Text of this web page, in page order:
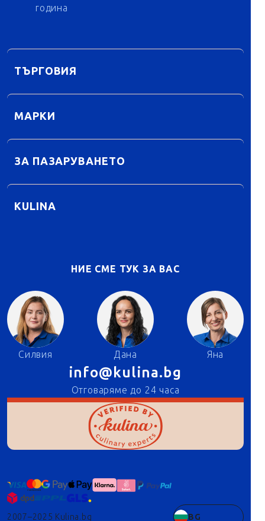
година
ТЪРГОВИЯ
МАРКИ
ЗА ПАЗАРУВАНЕТО
KULINA
НИЕ СМЕ ТУК ЗА ВАС
Силвия Дана Яна
info@kulina.bg
Отговаряме до 24 часа
2007–2025 Kulina.bg BG